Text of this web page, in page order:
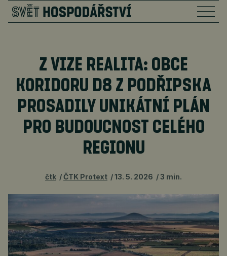
Z VIZE REALITA: OBCE
KORIDORU D8 Z PODŘIPSKA
PROSADILY UNIKÁTNÍ PLÁN
PRO BUDOUCNOST CELÉHO
REGIONU
čtk ČTK Protext 13. 5. 2026 3 min.